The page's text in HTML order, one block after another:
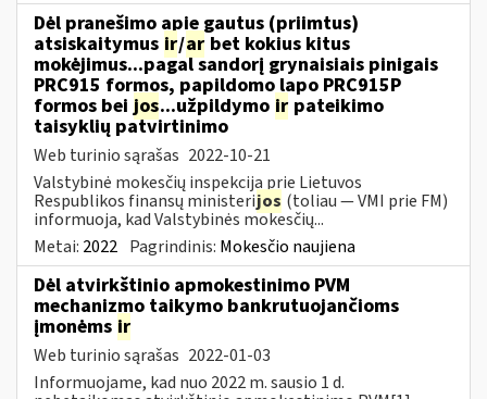
Dėl pranešimo apie gautus (priimtus)
atsiskaitymus ir/ar bet kokius kitus
mokėjimus...pagal sandorį grynaisiais pinigais
PRC915 formos, papildomo lapo PRC915P
formos bei jos...užpildymo ir pateikimo
taisyklių patvirtinimo
Web turinio sąrašas 2022-10-21
Valstybinė mokesčių inspekcija prie Lietuvos
Respublikos finansų ministerijos (toliau ― VMI prie FM)
informuoja, kad Valstybinės mokesčių...
Metai: 2022 Pagrindinis: Mokesčio naujiena
Dėl atvirkštinio apmokestinimo PVM
mechanizmo taikymo bankrutuojančioms
įmonėms ir
Web turinio sąrašas 2022-01-03
Informuojame, kad nuo 2022 m. sausio 1 d.